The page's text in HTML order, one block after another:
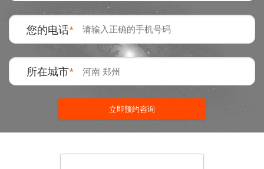
您的电话*
所在城市*
立即预约咨询